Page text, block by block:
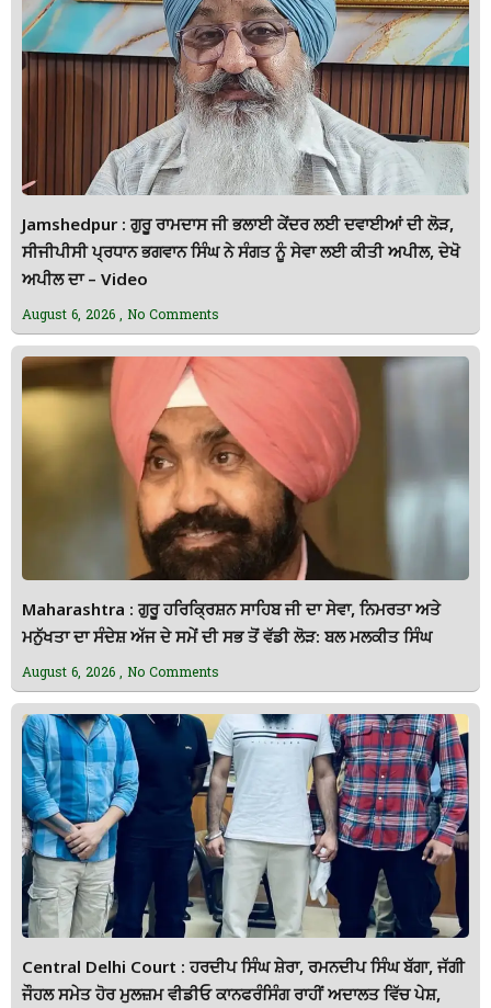
Jamshedpur : ਗੁਰੂ ਰਾਮਦਾਸ ਜੀ ਭਲਾਈ ਕੇਂਦਰ ਲਈ ਦਵਾਈਆਂ ਦੀ ਲੋੜ,
ਸੀਜੀਪੀਸੀ ਪ੍ਰਧਾਨ ਭਗਵਾਨ ਸਿੰਘ ਨੇ ਸੰਗਤ ਨੂੰ ਸੇਵਾ ਲਈ ਕੀਤੀ ਅਪੀਲ, ਦੇਖੋ
ਅਪੀਲ ਦਾ – Video
August 6, 2026 No Comments
Maharashtra : ਗੁਰੂ ਹਰਿਕ੍ਰਿਸ਼ਨ ਸਾਹਿਬ ਜੀ ਦਾ ਸੇਵਾ, ਨਿਮਰਤਾ ਅਤੇ
ਮਨੁੱਖਤਾ ਦਾ ਸੰਦੇਸ਼ ਅੱਜ ਦੇ ਸਮੇਂ ਦੀ ਸਭ ਤੋਂ ਵੱਡੀ ਲੋੜ: ਬਲ ਮਲਕੀਤ ਸਿੰਘ
August 6, 2026 No Comments
Central Delhi Court : ਹਰਦੀਪ ਸਿੰਘ ਸ਼ੇਰਾ, ਰਮਨਦੀਪ ਸਿੰਘ ਬੱਗਾ, ਜੱਗੀ
ਜੌਹਲ ਸਮੇਤ ਹੋਰ ਮੁਲਜ਼ਮ ਵੀਡੀਓ ਕਾਨਫਰੰਸਿੰਗ ਰਾਹੀਂ ਅਦਾਲਤ ਵਿੱਚ ਪੇਸ਼,